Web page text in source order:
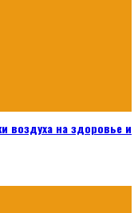
воздуха на здоровье и